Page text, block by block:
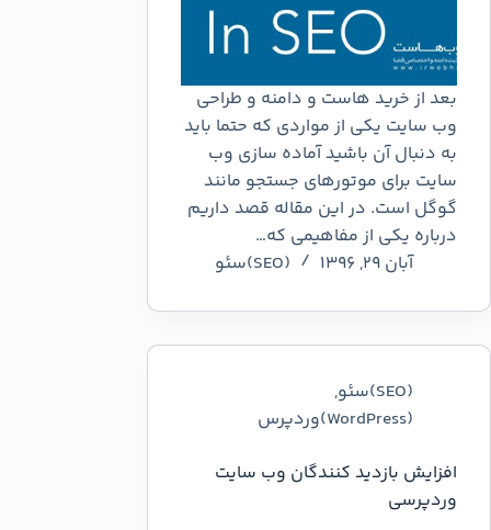
بعد از خرید هاست و دامنه و طراحی
وب سایت یکی از مواردی که حتما باید
به دنبال آن باشید آماده سازی وب
سایت برای موتورهای جستجو مانند
گوگل است. در این مقاله قصد داریم
درباره یکی از مفاهیمی که…
آبان ۲۹, ۱۳۹۶
(SEO)سئو
(SEO)سئو
,
(WordPress)وردپرس
افزایش بازدید کنندگان وب سایت
وردپرسی